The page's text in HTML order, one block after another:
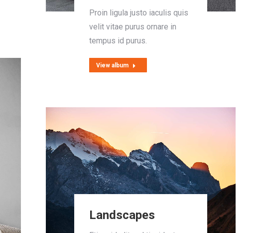
Proin ligula justo iaculis quis
velit vitae purus ornare in
tempus id purus.
View album
Landscapes